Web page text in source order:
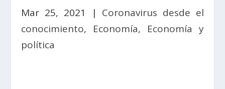
Mar 25, 2021 | Coronavirus desde el
conocimiento, Economía, Economía y
política